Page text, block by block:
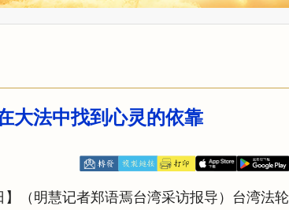
大法中找到心灵的依靠
】（明慧记者郑语焉台湾采访报导）台湾法轮